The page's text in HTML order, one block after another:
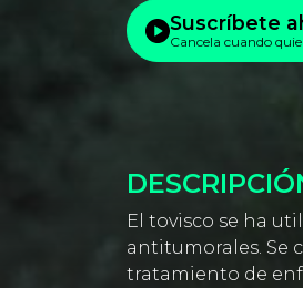
Suscríbete
Cancela cuando
El tovisco se ha
antitumorales. Se
tratamiento de